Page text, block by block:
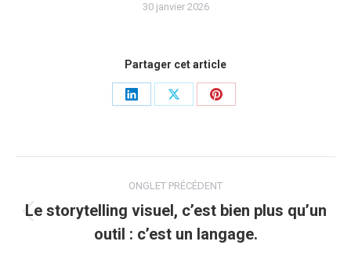
30 janvier 2026
Partager cet article
Share
Share
Share
de
commentaire
ONGLET PRÉCÉDENT
Onglet
précédent
Le storytelling visuel, c’est bien plus qu’un
outil : c’est un langage.